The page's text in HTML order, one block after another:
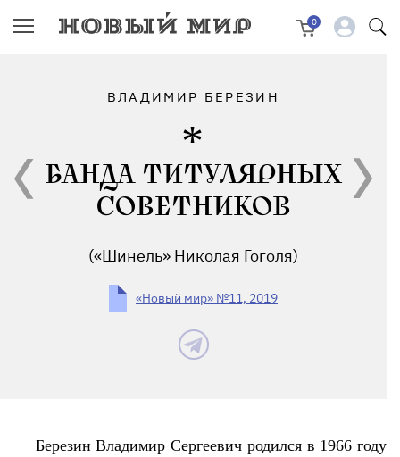
0
ВЛАДИМИР БЕРЕЗИН
БАНДА ТИТУЛЯРНЫХ
СОВЕТНИКОВ
(«Шинель» Николая Гоголя)
«Новый мир» №11, 2019
Березин Владимир Сергеевич родился в 1966 году